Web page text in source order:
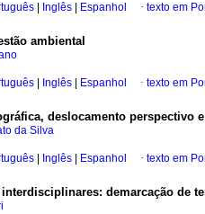
Inglês Espanhol · texto em
ambiental
Inglês Espanhol · texto em
deslocamento perspectivo
da Silva
Inglês Espanhol · texto em
: demarcação de